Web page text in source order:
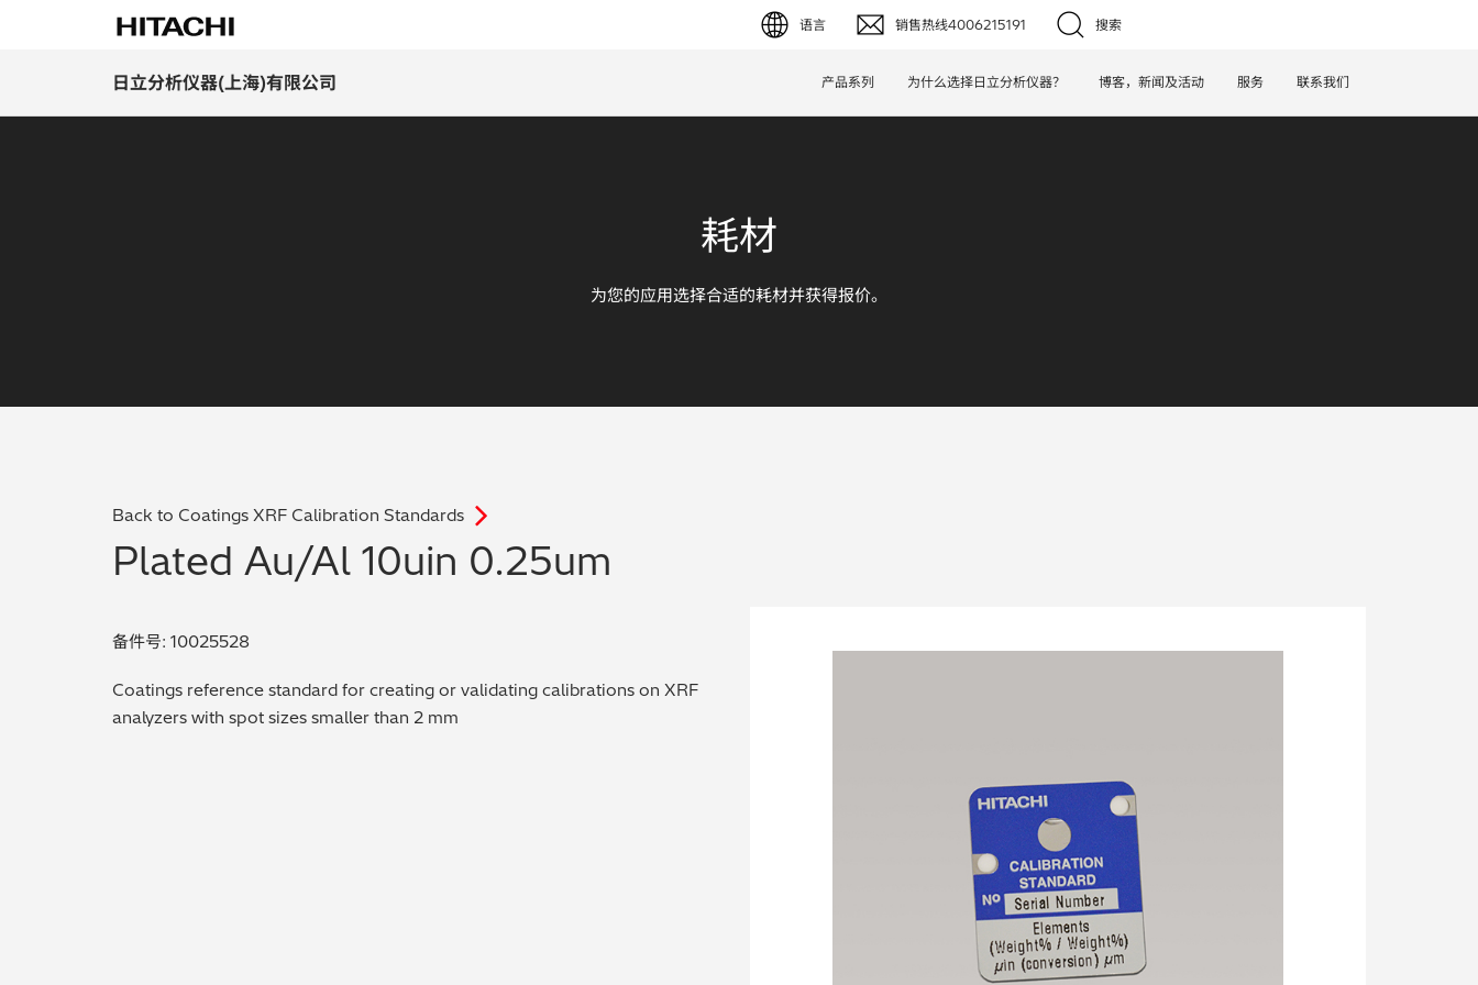
语言
English (EN)
销售热线4006215191 搜索
日立分析仪器(上海)有限公司 产品系列 为什么选择日立分析仪器？ 博客，新闻及活动 服务 联系我们
耗材
为您的应用选择合适的耗材并获得报价。
Back to Coatings XRF Calibration Standards
Plated Au/Al 10uin 0.25um
备件号: 10025528
Coatings reference standard for creating or validating calibrations on XRF
analyzers with spot sizes smaller than 2 mm